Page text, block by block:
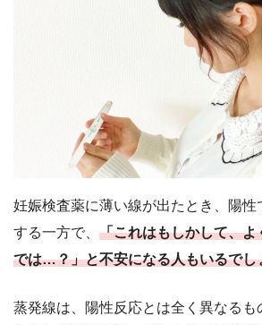
妊娠検査薬に薄い線が出たとき、陽性
する一方で、 「これはもしかして、よ
では…？」と不安になる人もいるでし
蒸発線は、陽性反応とは全く異なるも